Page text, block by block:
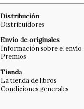
Distribución
Distribuidores
Envío de originales
Información sobre el envío
Premios
Tienda
La tienda de libros
Condiciones generales